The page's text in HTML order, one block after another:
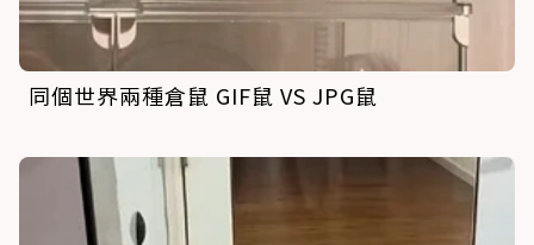
同個世界兩種倉鼠 GIF鼠 VS JPG鼠